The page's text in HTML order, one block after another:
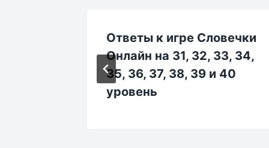
Ответы к игре Словечки
Онлайн на 31, 32, 33, 34,
35, 36, 37, 38, 39 и 40
уровень